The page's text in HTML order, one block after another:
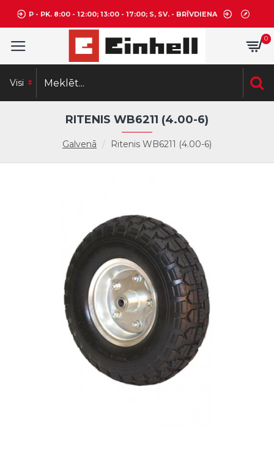
P - PK. 8:00 - 12:00; 13:00 - 17:00; S, SV. - BRĪVDIENA
0
Visi
Galvenā Ritenis WB6211 (4.00-6)
RITENIS WB6211 (4.00-6)